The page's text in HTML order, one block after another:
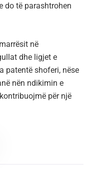
do të parashtrohen
në
dhe ligjet e
patentë shoferi, nëse
nën ndikimin e
për një